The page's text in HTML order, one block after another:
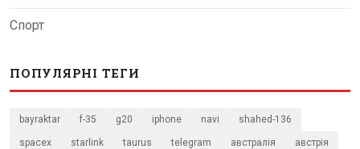
Спорт
ПОПУЛЯРНІ ТЕГИ
bayraktar f-35 g20 iphone navi shahed-136
spacex starlink taurus telegram австралія австрія